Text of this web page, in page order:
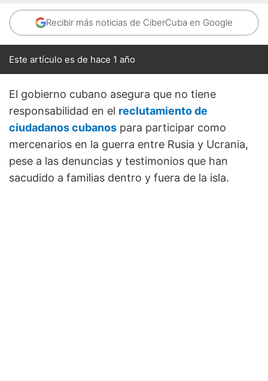
Recibir más noticias de CiberCuba en Google
Este artículo es de hace 1 año
El gobierno cubano asegura que no tiene
responsabilidad en el reclutamiento de
ciudadanos cubanos para participar como
mercenarios en la guerra entre Rusia y Ucrania,
pese a las denuncias y testimonios que han
sacudido a familias dentro y fuera de la isla.